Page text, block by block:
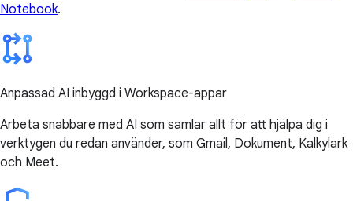
Notebook.
Anpassad AI inbyggd i Workspace-appar
Arbeta snabbare med AI som samlar allt för att hjälpa dig i
verktygen du redan använder, som Gmail, Dokument, Kalkylark
och Meet.